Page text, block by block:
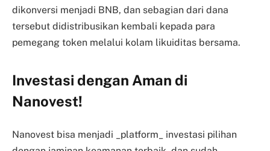
dikonversi menjadi BNB, dan sebagian dari dana
tersebut didistribusikan kembali kepada para
pemegang token melalui kolam likuiditas bersama.
Investasi dengan Aman di
Nanovest!
Nanovest bisa menjadi _platform_ investasi pilihan